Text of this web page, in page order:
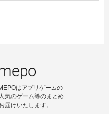
はアプリゲームの
気のゲーム等のまとめ
届けいたします。